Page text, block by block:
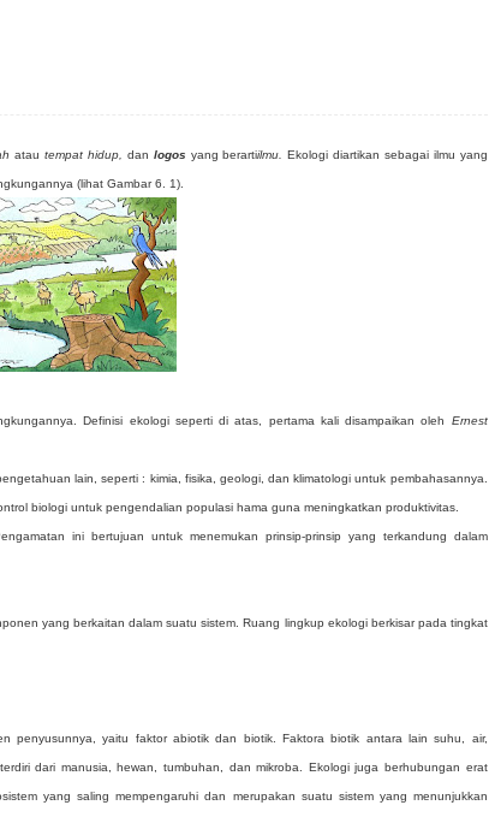
atautempat hidup, dan logos yang berartiilmu.Ekologi diartikan sebagai ilmu yang
(lihat Gambar 6. 1).
Definisi ekologi seperti di atas, pertama kali disampaikan oleh Ernest
lain, seperti : kimia, fisika, geologi, dan klimatologi untuk pembahasannya.
biologi untuk pengendalian populasi hama guna meningkatkan produktivitas.
ini bertujuan untuk menemukan prinsip-prinsip yang terkandung dalam
yang berkaitan dalam suatu sistem. Ruang lingkup ekologi berkisar pada tingkat
penyusunnya, yaitu faktor abiotik dan biotik. Faktora biotik antara lain suhu, air,
dari manusia, hewan, tumbuhan, dan mikroba. Ekologi juga berhubungan erat
yang saling mempengaruhi dan merupakan suatu sistem yang menunjukkan